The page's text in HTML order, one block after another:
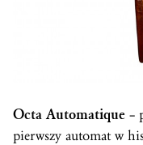
Octa Automatique –
pierwszy automat w